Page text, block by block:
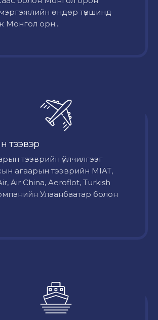
өндөр түвшинд
Монгол орн...
тээвэр
тээврийн үйлчилгээг
агаарын тээврийн MIAT,
Air China, Aeroflot, Turkish
Улаанбаатар болон